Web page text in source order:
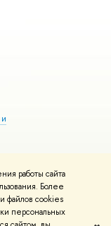
работы сайта
Более
файлов cookies
персональных